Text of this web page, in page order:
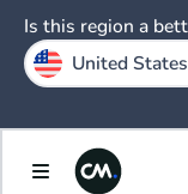
Is this region a
United